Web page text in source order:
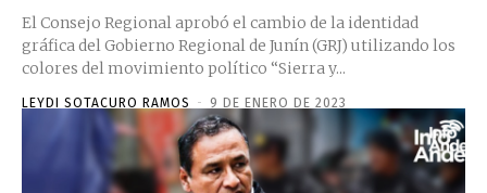
El Consejo Regional aprobó el cambio de la identidad
gráfica del Gobierno Regional de Junín (GRJ) utilizando los
colores del movimiento político “Sierra y...
LEYDI SOTACURO RAMOS - 9 DE ENERO DE 2023